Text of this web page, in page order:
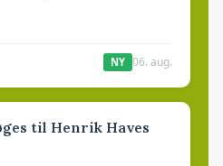
NY 06. aug.
til Henrik Haves